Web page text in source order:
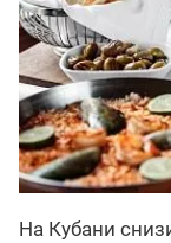
На Кубани